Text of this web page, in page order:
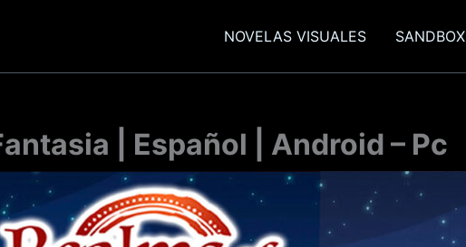
NOVELAS VISUALES SANDBOX
| Español | Android – Pc